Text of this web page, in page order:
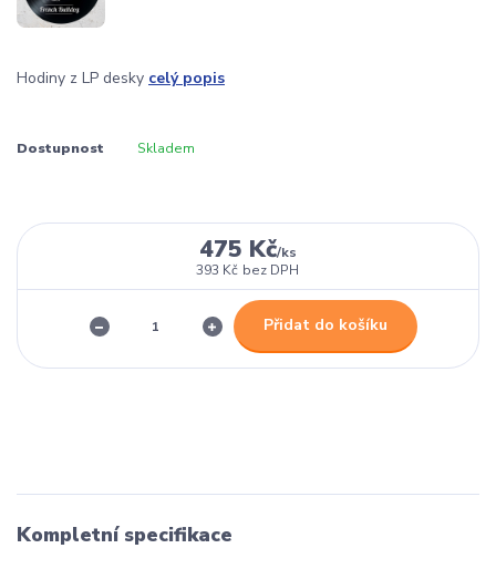
Hodiny z LP desky celý popis
Dostupnost Skladem
475 Kč/ks
393 Kč bez DPH
Přidat do košíku
Kompletní specifikace